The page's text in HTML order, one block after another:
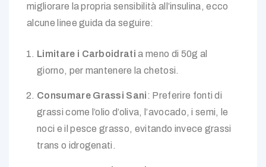
migliorare la propria sensibilità all’insulina, ecco
alcune linee guida da seguire:
Limitare i Carboidrati a meno di 50g al
giorno, per mantenere la chetosi.
Consumare Grassi Sani: Preferire fonti di
grassi come l’olio d’oliva, l’avocado, i semi, le
noci e il pesce grasso, evitando invece grassi
trans o idrogenati.